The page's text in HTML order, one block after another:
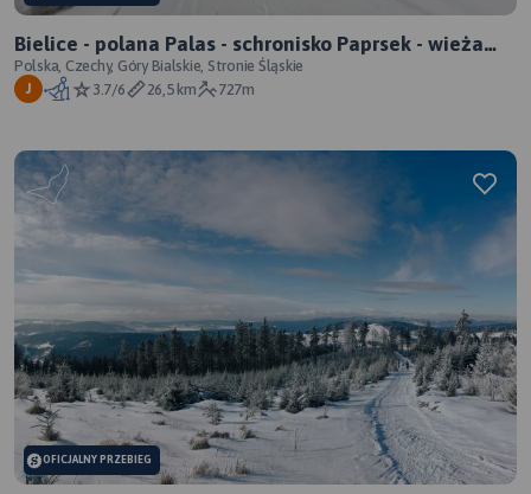
Bielice - polana Palas - schronisko Paprsek - wieża
widokowa na Górze Vetrov - Czarny Dukt - Bielice
Polska, Czechy, Góry Bialskie, Stronie Śląskie
J 3.7/6 26,5 km 727m
OFICJALNY PRZEBIEG